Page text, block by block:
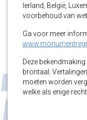
Ierland, België,
voorbehoud van
Ga voor meer
Deze
brontaal.
moeten worden
welke als enige